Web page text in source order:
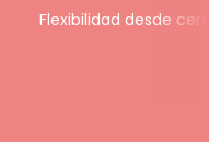
Flexibilidad desde